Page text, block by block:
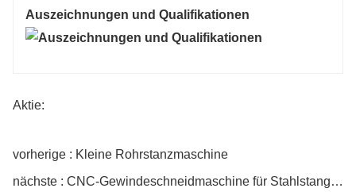
Auszeichnungen und Qualifikationen
Aktie:
vorherige : Kleine Rohrstanzmaschine
nächste : CNC-Gewindeschneidmaschine für Stahlstangen